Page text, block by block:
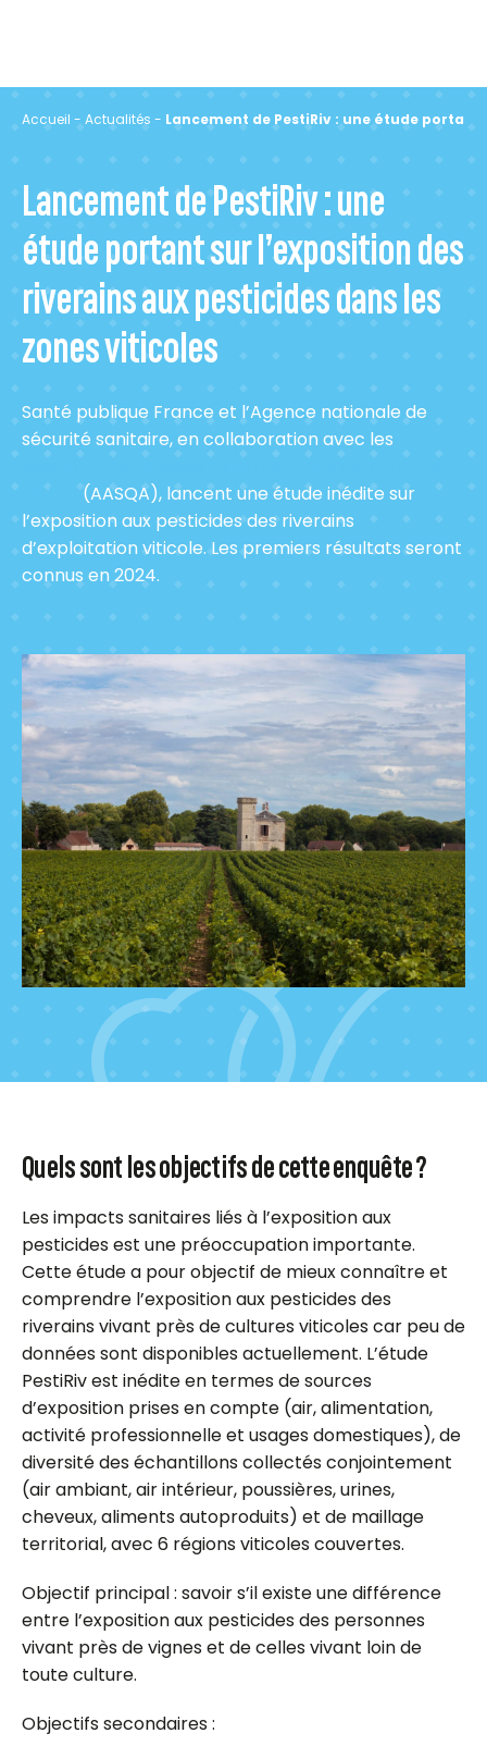
Accueil - Actualités - Lancement de PestiRiv : une étude
Lancement de PestiRiv : une
étude portant sur l’exposition des
riverains aux pesticides dans les
zones viticoles
Santé publique France et l’Agence nationale de
sécurité sanitaire, en collaboration avec les
de l’air(AASQA), lancent une étude inédite sur
l’exposition aux pesticides des riverains
d’exploitation viticole. Les premiers résultats seront
connus en 2024.
Quels sont les objectifs de cette enquête ?
Les impacts sanitaires liés à l’exposition aux
pesticides est une préoccupation importante.
Cette étude a pour objectif de mieux connaître et
comprendre l’exposition aux pesticides des
riverains vivant près de cultures viticoles car peu de
données sont disponibles actuellement. L’étude
PestiRiv est inédite en termes de sources
d’exposition prises en compte (air, alimentation,
activité professionnelle et usages domestiques), de
diversité des échantillons collectés conjointement
(air ambiant, air intérieur, poussières, urines,
cheveux, aliments autoproduits) et de maillage
territorial, avec 6 régions viticoles couvertes.
Objectif principal : savoir s’il existe une différence
entre l’exposition aux pesticides des personnes
vivant près de vignes et de celles vivant loin de
toute culture.
Objectifs secondaires :